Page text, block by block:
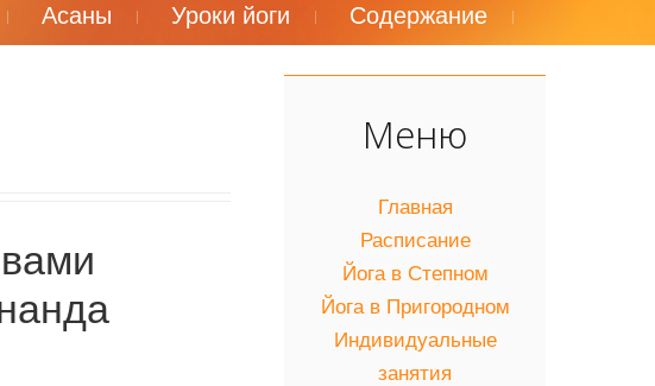
Асаны Уроки йоги Содержание
Меню
Главная
Расписание
Йога в Степном
Йога в Пригородном
Индивидуальные
занятия